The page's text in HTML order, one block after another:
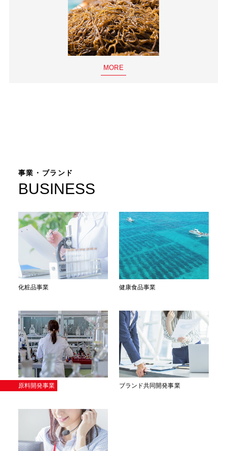
MORE
事業・ブランド
BUSINESS
化粧品事業 健康食品事業
原料開発事業 ブランド共同開発事業